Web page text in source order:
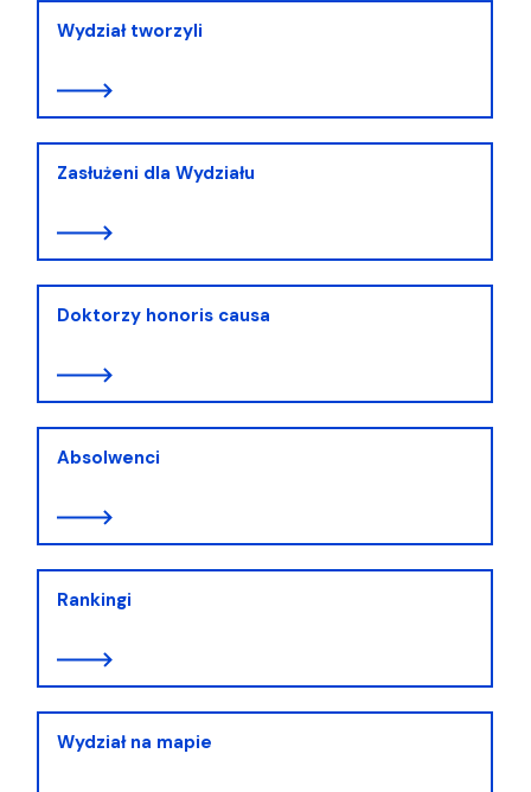
Wydział tworzyli
Zasłużeni dla Wydziału
Doktorzy honoris causa
Absolwenci
Rankingi
Wydział na mapie